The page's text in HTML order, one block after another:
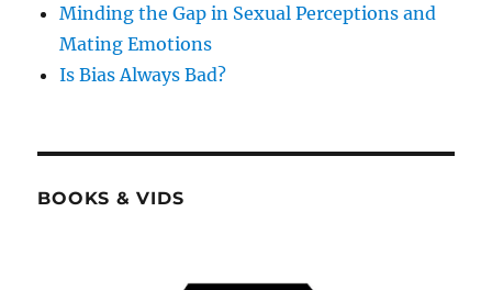
Minding the Gap in Sexual Perceptions and
Mating Emotions
Is Bias Always Bad?
BOOKS & VIDS